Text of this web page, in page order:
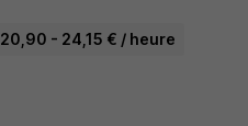
20,90 - 24,15 € / heure